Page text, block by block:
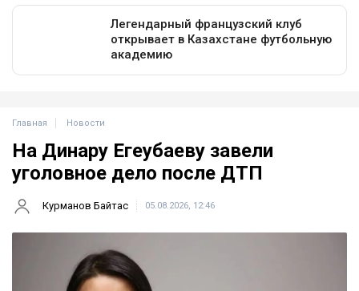
Главная Новости
На Динару Егеубаеву завели
уголовное дело после ДТП
Курманов Байтас 05.08.2026, 12:46